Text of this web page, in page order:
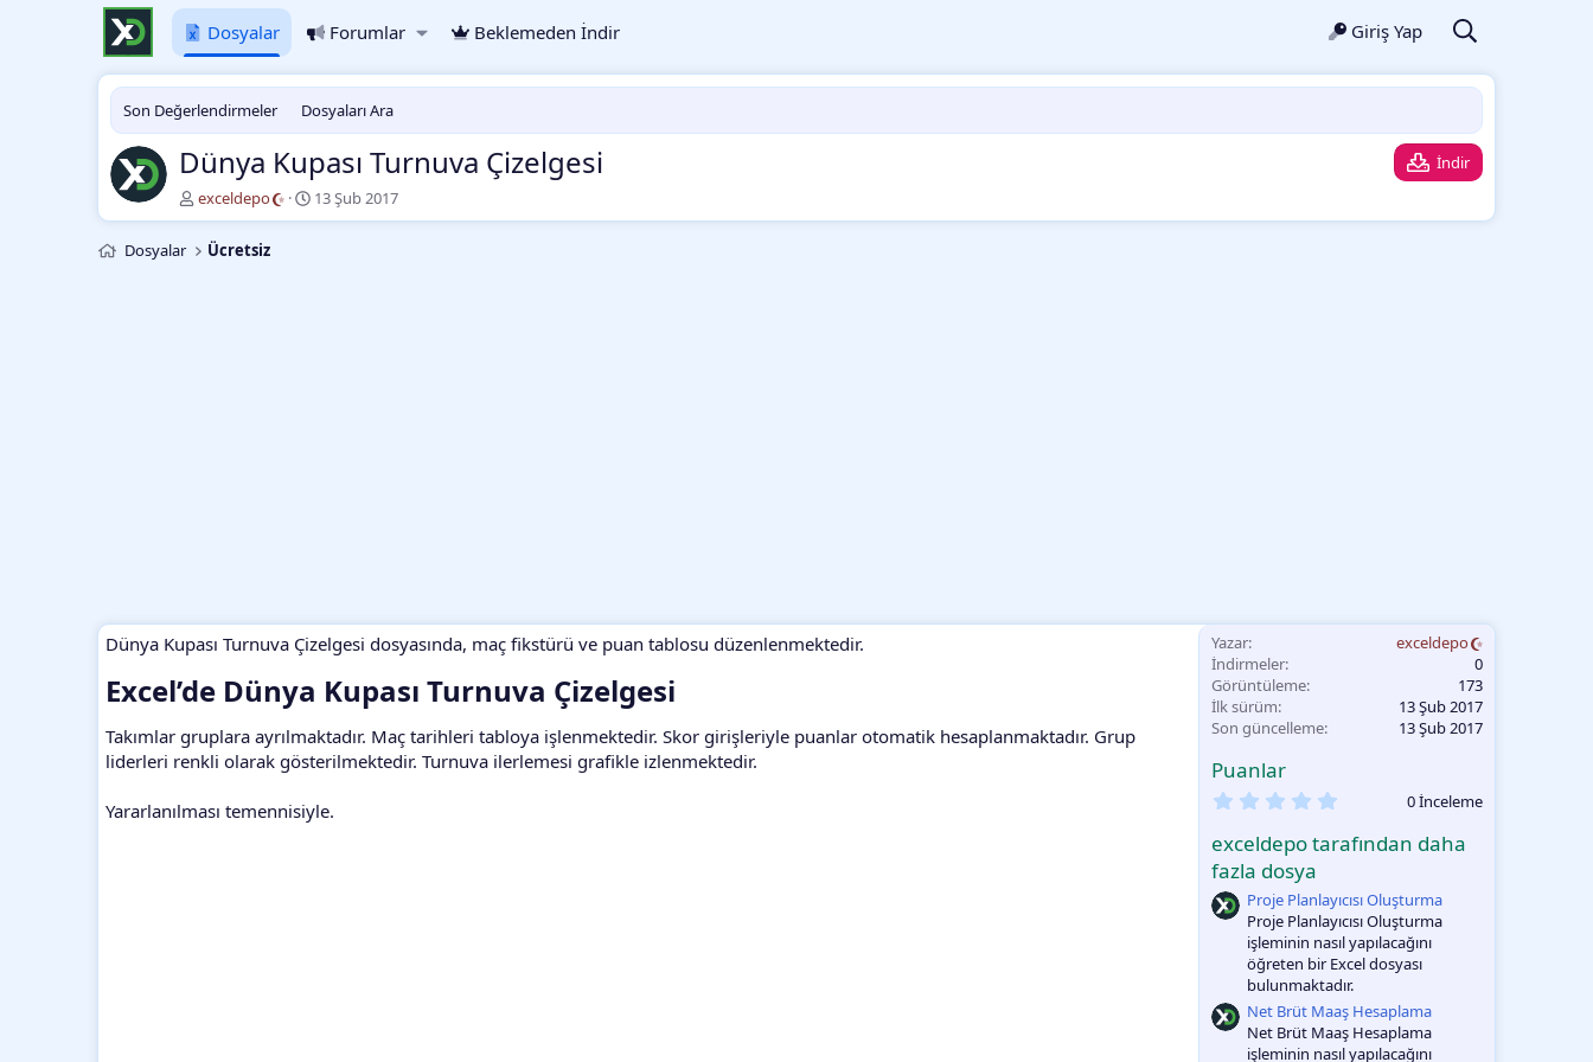
Dosyalar Forumlar Beklemeden İndir Giriş Yap
Son Değerlendirmeler Dosyaları Ara
Dünya Kupası Turnuva Çizelgesi
İndir
Y
a
a
exceldepo
O
l
13 Şub 2017
Dosyalar Ücretsiz
Dünya Kupası Turnuva Çizelgesi dosyasında, maç fikstürü ve puan tablosu düzenlenmektedir.
Excel’de Dünya Kupası Turnuva Çizelgesi​
Takımlar gruplara ayrılmaktadır. Maç tarihleri tabloya işlenmektedir. Skor girişleriyle puanlar otomatik hesaplanmaktadır. Grup
liderleri renkli olarak gösterilmektedir. Turnuva ilerlemesi grafikle izlenmektedir.
Yararlanılması temennisiyle.
Yazar
exceldepo
İndirmeler
0
Görüntüleme
173
İlk sürüm
13 Şub 2017
Son güncelleme
13 Şub 2017
Puanlar
0
l
a
m
a
0 İnceleme
exceldepo tarafından daha
fazla dosya
Proje Planlayıcısı Oluşturma
Proje Planlayıcısı Oluşturma
işleminin nasıl yapılacağını
öğreten bir Excel dosyası
bulunmaktadır.
Net Brüt Maaş Hesaplama
Net Brüt Maaş Hesaplama
işleminin nasıl yapılacağını